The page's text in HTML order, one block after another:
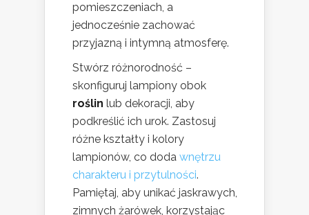
pomieszczeniach, a
jednocześnie zachować
przyjazną i intymną atmosferę.
Stwórz różnorodność –
skonfiguruj lampiony obok
roślin lub dekoracji, aby
podkreślić ich urok. Zastosuj
różne kształty i kolory
lampionów, co doda wnętrzu
charakteru i przytulności.
Pamiętaj, aby unikać jaskrawych,
zimnych żarówek, korzystając